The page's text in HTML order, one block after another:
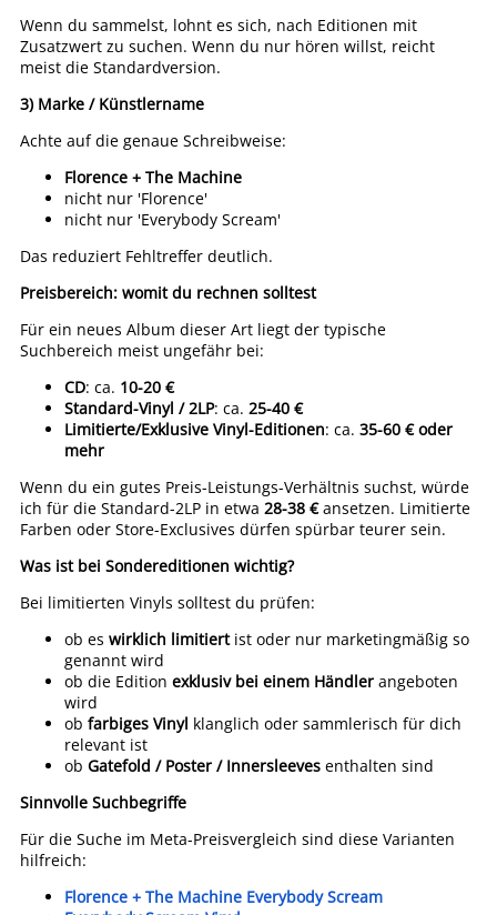
Wenn du sammelst, lohnt es sich, nach Editionen mit
Zusatzwert zu suchen. Wenn du nur hören willst, reicht
meist die Standardversion.
3) Marke / Künstlername
Achte auf die genaue Schreibweise:
Florence + The Machine
nicht nur 'Florence'
nicht nur 'Everybody Scream'
Das reduziert Fehltreffer deutlich.
Preisbereich: womit du rechnen solltest
Für ein neues Album dieser Art liegt der typische
Suchbereich meist ungefähr bei:
CD: ca. 10-20 €
Standard-Vinyl / 2LP: ca. 25-40 €
Limitierte/Exklusive Vinyl-Editionen: ca. 35-60 € oder
mehr
Wenn du ein gutes Preis-Leistungs-Verhältnis suchst, würde
ich für die Standard-2LP in etwa 28-38 €ansetzen. Limitierte
Farben oder Store-Exclusives dürfen spürbar teurer sein.
Was ist bei Sondereditionen wichtig?
Bei limitierten Vinyls solltest du prüfen:
ob es wirklich limitiertist oder nur marketingmäßig so
genannt wird
ob die Edition exklusiv bei einem Händler angeboten
wird
ob farbiges Vinyl klanglich oder sammlerisch für dich
relevant ist
ob Gatefold / Poster / Innersleeves enthalten sind
Sinnvolle Suchbegriffe
Für die Suche im Meta-Preisvergleich sind diese Varianten
hilfreich:
Florence + The Machine Everybody Scream